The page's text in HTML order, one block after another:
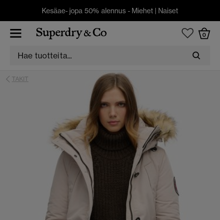
Kesäae- jopa 50% alennus - Miehet | Naiset
0
TAKIT